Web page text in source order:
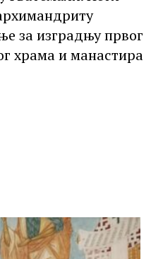
за изградњу првог
храма и манастира